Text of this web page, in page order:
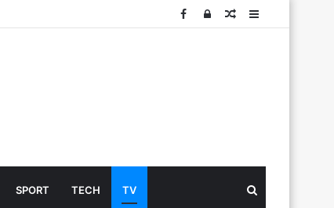
Sidebar
Articolo
Log
Facebook
SPORT TECH TV